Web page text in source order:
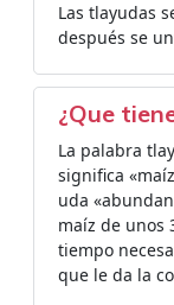
Las tlayudas
después se
¿Que
La palabra
significa
uda
maíz de unos
tiempo
que le da la